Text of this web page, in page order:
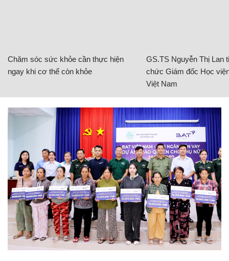
Chăm sóc sức khỏe cần thực hiện
ngay khi cơ thể còn khỏe
GS.TS Nguyễn Thị Lan
chức Giám đốc Học
Việt Nam